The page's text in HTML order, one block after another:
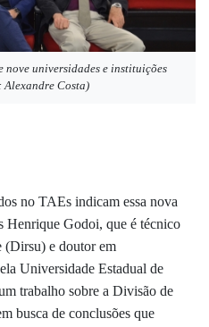
nove universidades e instituições
Alexandre Costa)
no TAEs indicam essa nova
Henrique Godoi, que é técnico
(Dirsu) e doutor em
Universidade Estadual de
trabalho sobre a Divisão de
busca de conclusões que